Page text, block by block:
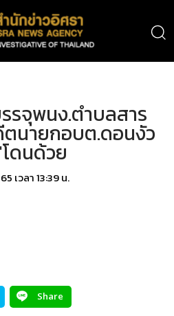
รจุพนง.ตำบลสาร
นายกอบต.ดอนงัว
ดนด้วย
เวลา 13:39 น.
Share